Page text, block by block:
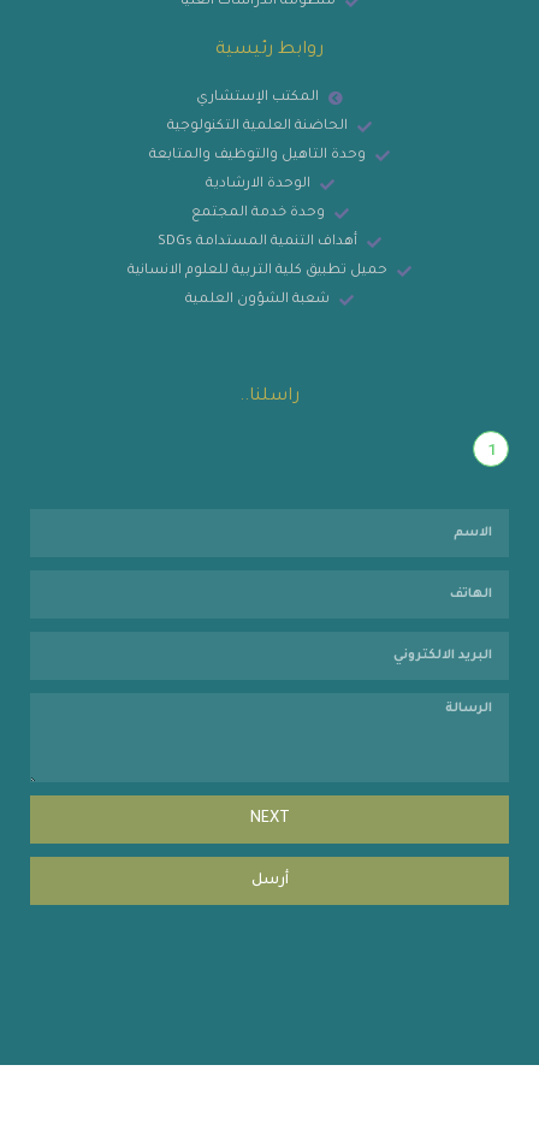
روابط رئيسية
المكتب الإستشاري
الحاضنة العلمية التكنولوجية
وحدة التاهيل والتوظيف والمتابعة
الوحدة الارشادية
وحدة خدمة المجتمع
أهداف التنمية المستدامة SDGs
حميل تطبيق كلية التربية للعلوم الانسانية
شعبة الشؤون العلمية
راسلنا..
1
NEXT
أرسل